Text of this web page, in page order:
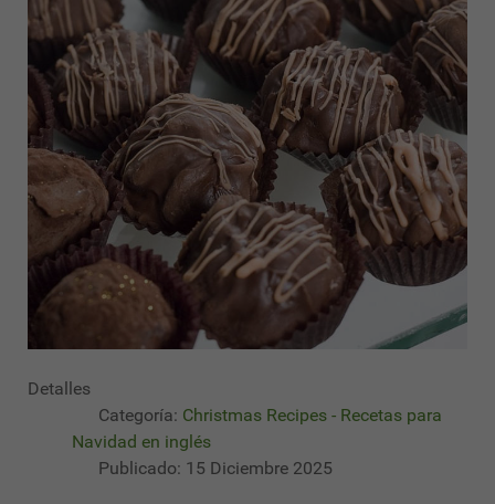
Detalles
Categoría: Christmas Recipes - Recetas para
Navidad en inglés
Publicado: 15 Diciembre 2025